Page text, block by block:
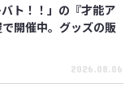
ト！！」の『才能ア
開催中。グッズの販
2026.08.06